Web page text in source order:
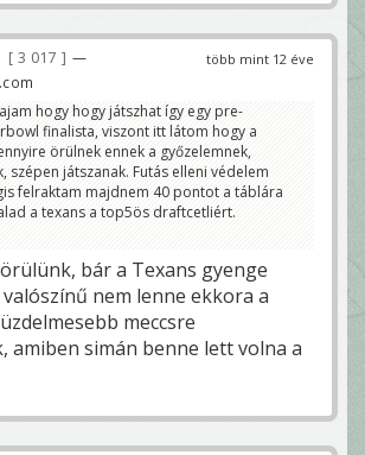
több mint 12 éve
3 017
—
hogy hogy játszhat így egy pre-
finalista, viszont itt látom hogy a
örülnek ennek a győzelemnek,
szépen játszanak. Futás elleni védelem
felraktam majdnem 40 pontot a táblára
a texans a top5ös draftcetliért.
bár a Texans gyenge
nem lenne ekkora a
meccsre
amiben simán benne lett volna a